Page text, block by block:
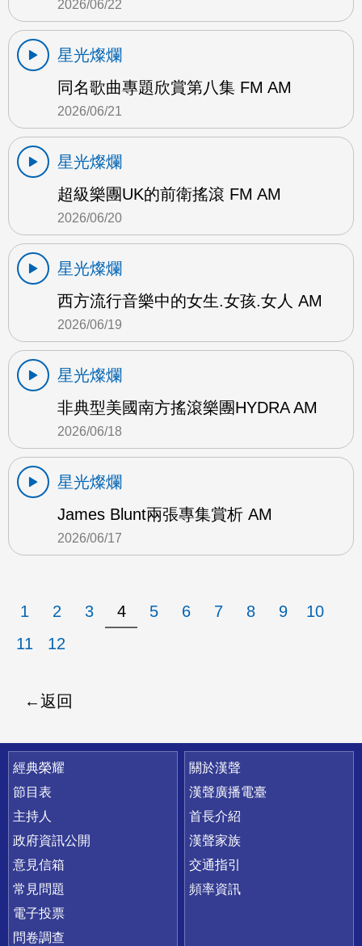
2026/06/22
星光燦爛
同名歌曲專題欣賞第八集 FM AM
2026/06/21
星光燦爛
超級樂團UK的前衛搖滾 FM AM
2026/06/20
星光燦爛
西方流行音樂中的女生.女孩.女人 AM
2026/06/19
星光燦爛
非典型美國南方搖滾樂團HYDRA AM
2026/06/18
星光燦爛
James Blunt兩張專集賞析 AM
2026/06/17
1 2 3 4 5 6 7 8 9
10
11
12
返回
快速連結
經典榮耀
節目表
主持人
政府資訊公開
意見信箱
常見問題
電子投票
問卷調查
關於漢聲
漢聲廣播電臺
首長介紹
漢聲家族
交通指引
頻率資訊